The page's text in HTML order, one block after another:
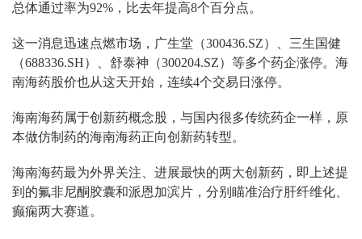
总体通过率为92%，比去年提高8个百分点。
这一消息迅速点燃市场，广生堂（300436.SZ）、三生国健
（688336.SH）、舒泰神（300204.SZ）等多个药企涨停。海
南海药股价也从这天开始，连续4个交易日涨停。
海南海药属于创新药概念股，与国内很多传统药企一样，原
本做仿制药的海南海药正向创新药转型。
海南海药最为外界关注、进展最快的两大创新药，即上述提
到的氟非尼酮胶囊和派恩加滨片，分别瞄准治疗肝纤维化、
癫痫两大赛道。